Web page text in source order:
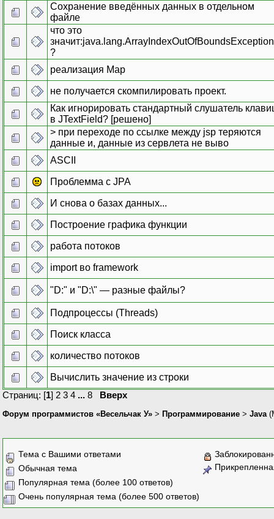
Сохранение введённых данных в отдельном
файле
что это
?
реализация Map
не получается скомпилировать проект.
Как игнорировать стандартный слушатель
в JTextField? [решено]
> при переходе по ссылке между jsp теряются
данные и, данные из сервлета не выво
ASCII
Проблемма с JPA
И снова о базах данных...
Построение графика функции
работа потоков
import во framework
"D:" и "D:\" — разные файлы?
Подпроцессы (Threads)
Поиск класса
количество потоков
Вычислить значение из строки
Страниц: [1] 2 3 4 ... 8 Вверх
Форум программистов «Весельчак У» > Программирование > Java
Тема с Вашими ответами
Обычная тема
Популярная тема (более 100 ответов)
Очень популярная тема (более 500 ответов)